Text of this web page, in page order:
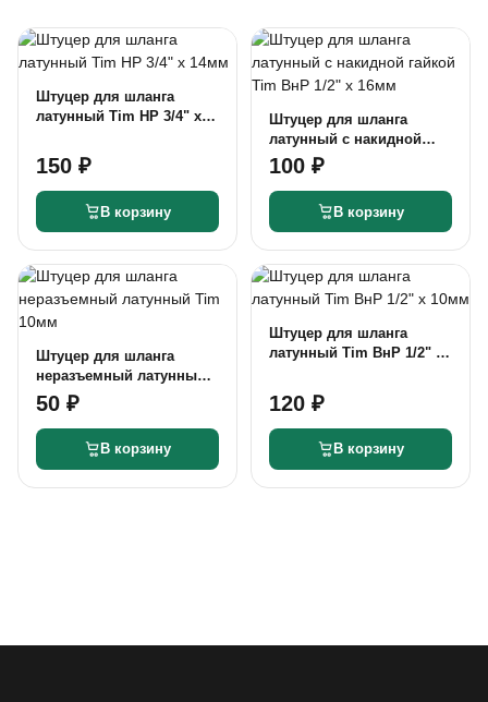
Штуцер для шланга
латунный Tim НР 3/4" х
150 ₽
В корзину
Штуцер для шланга
латунный с накидной
гайкой Tim ВнР 1/2" х
16мм
100 ₽
В корзину
Штуцер для шланга
неразъемный латунный
Tim 10мм
50 ₽
В корзину
Штуцер для шланга
латунный Tim ВнР 1/2" х
120 ₽
В корзину